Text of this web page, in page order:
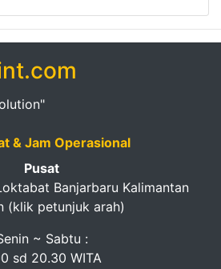
& Jam Operasional
Pusat
Banjarbaru Kalimantan
(klik petunjuk arah)
~ Sabtu :
sd 20.30 WITA